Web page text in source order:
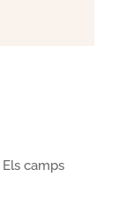
Els camps